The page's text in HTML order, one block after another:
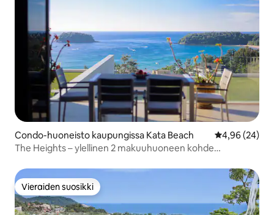
Condo-huoneisto kaupungissa Kata Beach
4,96 (24)
The Heights – ylellinen 2 makuuhuoneen kohde
Vieraiden suosikki
Vieraiden suosikki